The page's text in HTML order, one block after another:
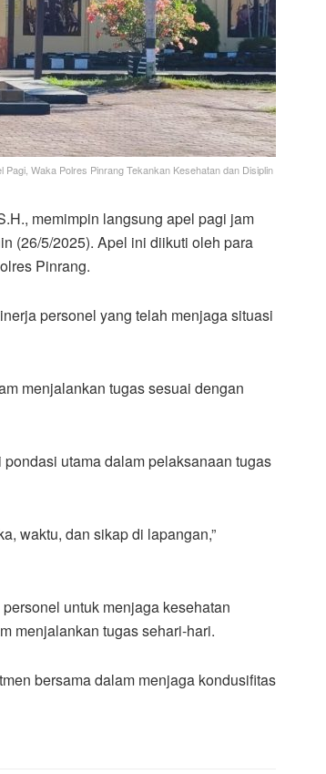
Pagi, Waka Polres Pinrang Tekankan Kesehatan dan Disiplin
memimpin langsung apel pagi jam
(26/5/2025). Apel ini diikuti oleh para
Pinrang.
personel yang telah menjaga situasi
menjalankan tugas sesuai dengan
utama dalam pelaksanaan tugas
waktu, dan sikap di lapangan,”
untuk menjaga kesehatan
menjalankan tugas sehari-hari.
bersama dalam menjaga kondusifitas